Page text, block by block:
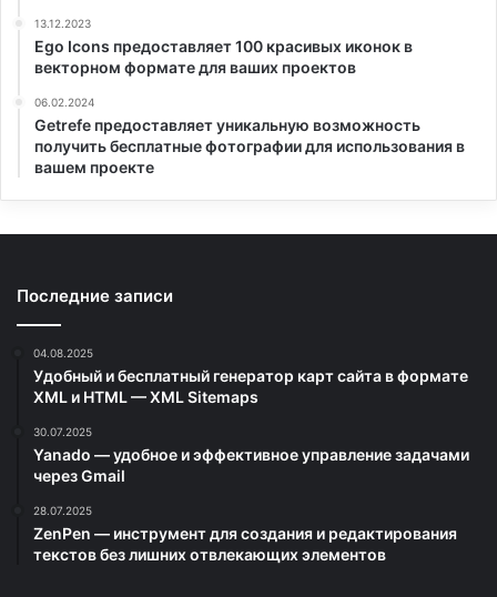
13.12.2023
Ego Icons предоставляет 100 красивых иконок в
векторном формате для ваших проектов
06.02.2024
Getrefe предоставляет уникальную возможность
получить бесплатные фотографии для использования в
вашем проекте
Последние записи
04.08.2025
Удобный и бесплатный генератор карт сайта в формате
XML и HTML — XML Sitemaps
30.07.2025
Yanado — удобное и эффективное управление задачами
через Gmail
28.07.2025
ZenPen — инструмент для создания и редактирования
текстов без лишних отвлекающих элементов